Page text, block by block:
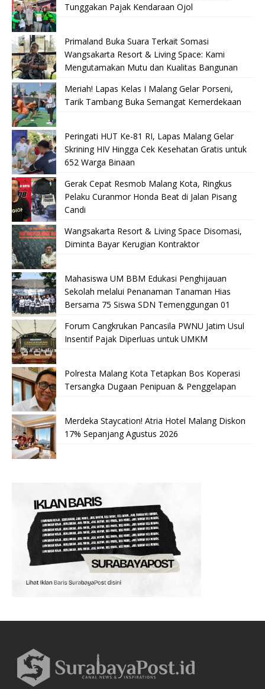
Tunggakan Pajak Kendaraan Ojol
Primaland Buka Suara Terkait Somasi
Wangsakarta Resort & Living Space: Kami
Mengutamakan Mutu dan Kualitas Bangunan
Meriah! Lapas Kelas I Malang Gelar Porseni,
Tarik Tambang Buka Semangat Kemerdekaan
Peringati HUT Ke-81 RI, Lapas Malang Gelar
Skrining HIV Hingga Cek Kesehatan Gratis untuk
652 Warga Binaan
Gerak Cepat Resmob Malang Kota, Ringkus
Pelaku Curanmor Honda Beat di Jalan Pisang
Candi
Wangsakarta Resort & Living Space Disomasi,
Diminta Bayar Kerugian Kontraktor
Mahasiswa UM BBM Edukasi Penghijauan
Sekolah melalui Penanaman Tanaman Hias
Bersama 75 Siswa SDN Temenggungan 01
Forum Cangkrukan Pancasila PWNU Jatim Usul
Insentif Pajak Diperluas untuk UMKM
Polresta Malang Kota Tetapkan Bos Koperasi
Tersangka Dugaan Penipuan & Penggelapan
Merdeka Staycation! Atria Hotel Malang Diskon
17% Sepanjang Agustus 2026